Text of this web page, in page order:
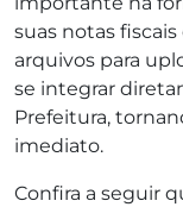
suas notas
arquivos para
se integrar
Prefeitura,
imediato.
Confira a seguir